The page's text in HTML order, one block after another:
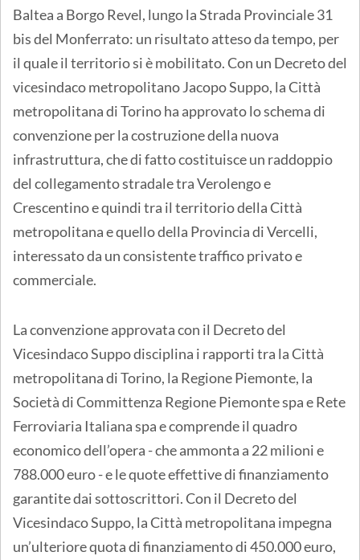
Baltea a Borgo Revel, lungo la Strada Provinciale 31
bis del Monferrato: un risultato atteso da tempo, per
il quale il territorio si è mobilitato. Con un Decreto del
vicesindaco metropolitano Jacopo Suppo, la Città
metropolitana di Torino ha approvato lo schema di
convenzione per la costruzione della nuova
infrastruttura, che di fatto costituisce un raddoppio
del collegamento stradale tra Verolengo e
Crescentino e quindi tra il territorio della Città
metropolitana e quello della Provincia di Vercelli,
interessato da un consistente traffico privato e
commerciale.
La convenzione approvata con il Decreto del
Vicesindaco Suppo disciplina i rapporti tra la Città
metropolitana di Torino, la Regione Piemonte, la
Società di Committenza Regione Piemonte spa e Rete
Ferroviaria Italiana spa e comprende il quadro
economico dell’opera - che ammonta a 22 milioni e
788.000 euro - e le quote effettive di finanziamento
garantite dai sottoscrittori. Con il Decreto del
Vicesindaco Suppo, la Città metropolitana impegna
un’ulteriore quota di finanziamento di 450.000 euro,